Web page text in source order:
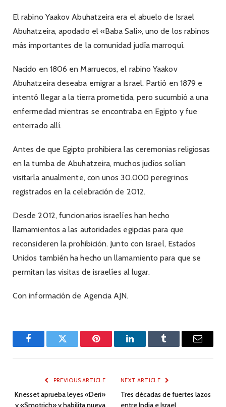
El rabino Yaakov Abuhatzeira era el abuelo de Israel
Abuhatzeira, apodado el «Baba Sali», uno de los rabinos
más importantes de la comunidad judía marroquí.
Nacido en 1806 en Marruecos, el rabino Yaakov
Abuhatzeira deseaba emigrar a Israel. Partió en 1879 e
intentó llegar a la tierra prometida, pero sucumbió a una
enfermedad mientras se encontraba en Egipto y fue
enterrado allí.
Antes de que Egipto prohibiera las ceremonias religiosas
en la tumba de Abuhatzeira, muchos judíos solían
visitarla anualmente, con unos 30.000 peregrinos
registrados en la celebración de 2012.
Desde 2012, funcionarios israelíes han hecho
llamamientos a las autoridades egipcias para que
reconsideren la prohibición. Junto con Israel, Estados
Unidos también ha hecho un llamamiento para que se
permitan las visitas de israelíes al lugar.
Con información de Agencia AJN.
FacebookTwitter Pinterest LinkedInTumblr Email
PREVIOUS ARTICLE
Knesset aprueba leyes «Deri»
y «Smotrich» y habilita nueva
NEXT ARTICLE
Tres décadas de fuertes lazos
entre India e Israel